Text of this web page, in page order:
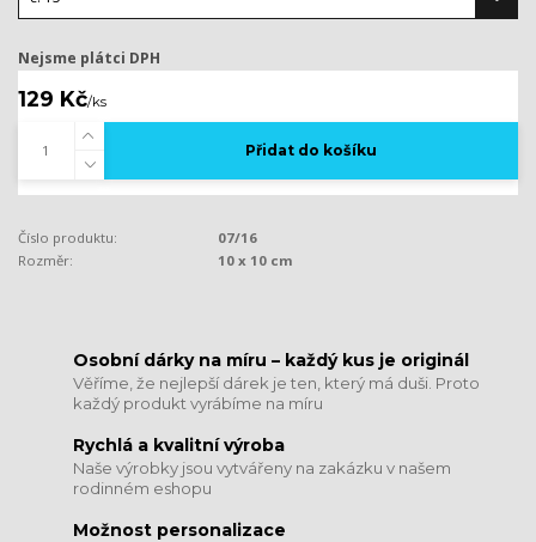
Nejsme plátci DPH
129 Kč/ks
Přidat do košíku
Číslo produktu:
07/16
Rozměr:
10 x 10 cm
​​​​​​​Osobní dárky na míru – každý kus je originál
Věříme, že nejlepší dárek je ten, který má duši. Proto
každý produkt vyrábíme na míru
Rychlá a kvalitní výroba
Naše výrobky jsou vytvářeny na zakázku v našem
rodinném eshopu
Možnost personalizace